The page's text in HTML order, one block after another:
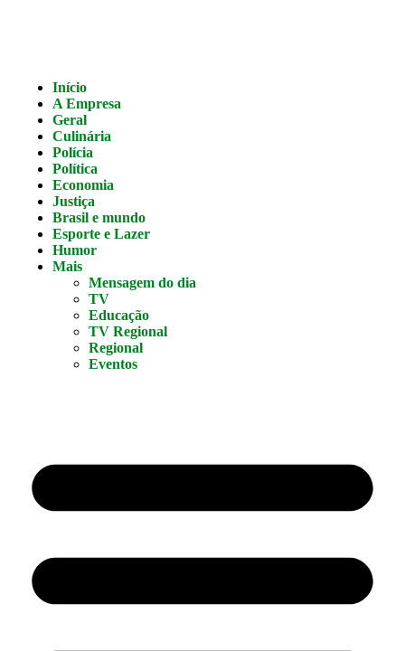
Início
A Empresa
Geral
Culinária
Polícia
Política
Economia
Justiça
Brasil e mundo
Esporte e Lazer
Humor
Mais
Mensagem do dia
TV
Educação
TV Regional
Regional
Eventos